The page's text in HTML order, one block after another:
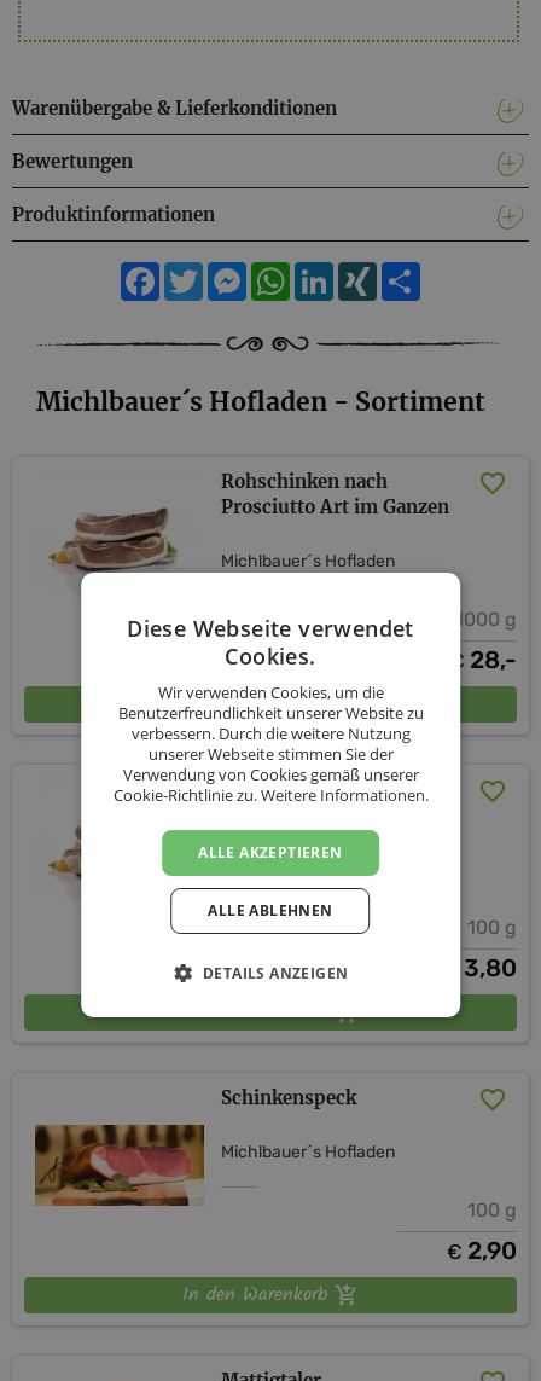
Warenübergabe & Lieferkonditionen
Bewertungen
Produktinformationen
Facebook
TwitterMessengerWhatsApp
LinkedIn
XING
Michlbauer´s Hofladen - Sortiment
Rohschinken nach
Prosciutto Art im Ganzen
Michlbauer´s Hofladen
1000 g
€ 28,-
In den Warenkorb
Rohschinken nach
Michlbauer´s Hofladen
100 g
3,80
In den Warenkorb
Schinkenspeck
Michlbauer´s Hofladen
100 g
€ 2,90
In den Warenkorb
Diese Webseite verwendet
Cookies.
Wir verwenden Cookies, um die
Benutzerfreundlichkeit unserer Website zu
verbessern. Durch die weitere Nutzung
unserer Webseite stimmen Sie der
Verwendung von Cookies gemäß unserer
Cookie-Richtlinie zu.Weitere Informationen.
ALLE AKZEPTIEREN
ALLE ABLEHNEN
DETAILS ANZEIGEN